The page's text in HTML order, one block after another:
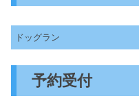
ドッグラン
予約受付